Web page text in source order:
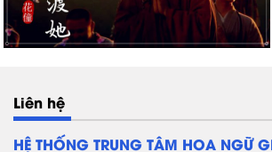
Liên hệ
HỆ THỐNG TRUNG TÂM HOA NGỮ